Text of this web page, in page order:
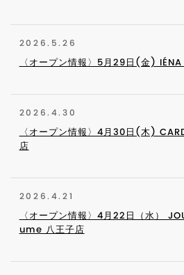
2026.5.26
〈オープン情報〉5月29日(金) IÉNA
2026.4.30
〈オープン情報〉4月30日(木)
店
2026.4.21
〈オープン情報〉4月22日（水）
ume 八王子店